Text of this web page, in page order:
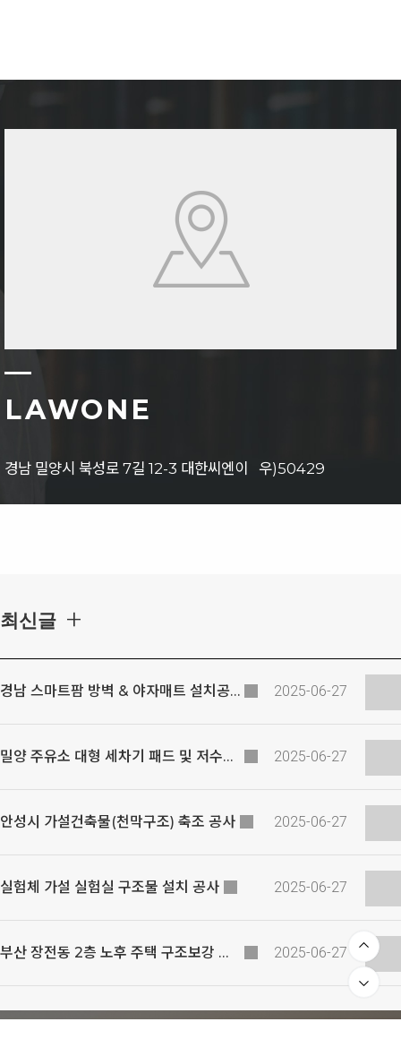
LAWONE
경남 밀양시 북성로 7길 12-3 대한씨엔이 우)50429
최신글 +
경남 스마트팜 방벽 & 야자매트 설치공사 2025-06-27
밀양 주유소 대형 세차기 패드 및 저수조 신축 공사 2025-06-27
안성시 가설건축물(천막구조) 축조 공사 2025-06-27
실험체 가설 실험실 구조물 설치 공사 2025-06-27
부산 장전동 2층 노후 주택 구조보강 및 철거 공사 2025-06-27